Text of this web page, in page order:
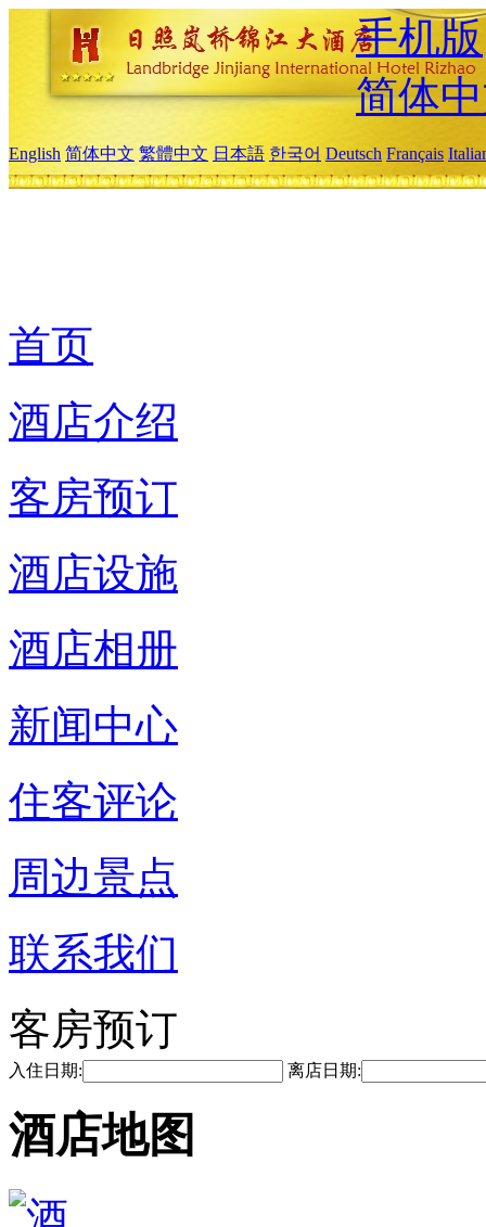
手机版
简体
English 简体中文 繁體中文 日本語 한국어 Deutsch Français
首页
酒店介绍
客房预订
酒店设施
酒店相册
新闻中心
住客评论
周边景点
联系我们
客房预订
入住日期: 离店日期:
酒店地图